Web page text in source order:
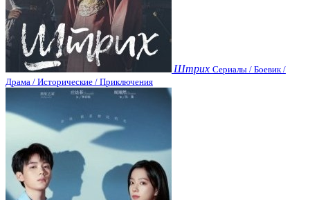
Штрих Сериалы / Боевик /
Драма / Исторические / Приключения